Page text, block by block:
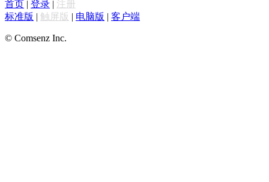
首页 | 登录 | 注册
标准版 | 触屏版 | 电脑版 | 客户端
© Comsenz Inc.